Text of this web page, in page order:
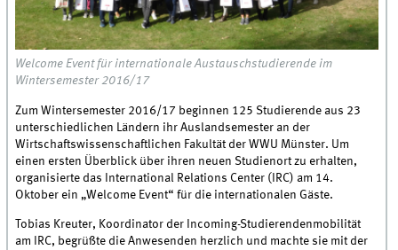
Welcome Event für internationale Austauschstudierende im
Wintersemester 2016/17
Zum Wintersemester 2016/17 beginnen 125 Studierende aus 23
unterschiedlichen Ländern ihr Auslandsemester an der
Wirtschaftswissenschaftlichen Fakultät der WWU Münster. Um
einen ersten Überblick über ihren neuen Studienort zu erhalten,
organisierte das International Relations Center (IRC) am 14.
Oktober ein „Welcome Event“ für die internationalen Gäste.
Tobias Kreuter, Koordinator der Incoming-Studierendenmobilität
am IRC, begrüßte die Anwesenden herzlich und machte sie mit der